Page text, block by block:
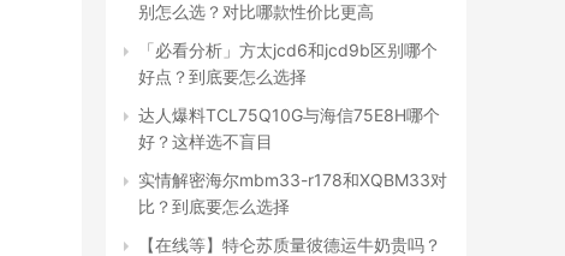
别怎么选？对比哪款性价比更高
「必看分析」方太jcd6和jcd9b区别哪个
好点？到底要怎么选择
达人爆料TCL75Q10G与海信75E8H哪个
好？这样选不盲目
实情解密海尔mbm33-r178和XQBM33对
比？到底要怎么选择
【在线等】特仑苏质量彼德运牛奶贵吗？